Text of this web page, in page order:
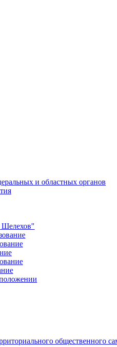
и областных органов
Шелехов"
общественного